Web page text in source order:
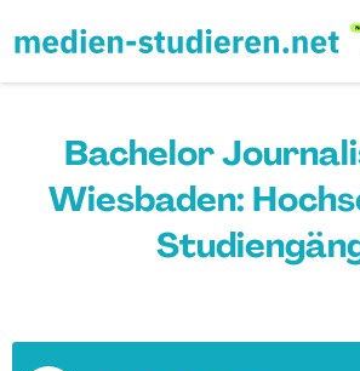
Bachelor
Wiesbaden: